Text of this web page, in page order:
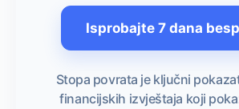
Isprobajte 7 dana
Stopa povrata je ključni
financijskih izvještaja koji